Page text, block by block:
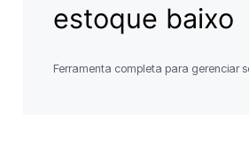
estoque baixo
Ferramenta completa para gerenciar